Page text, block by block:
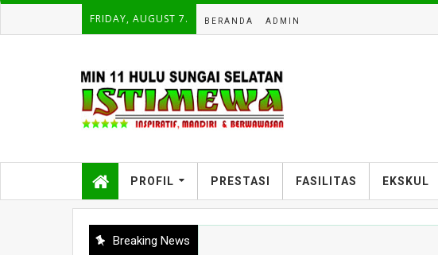
FRIDAY, AUGUST 7. BERANDA ADMIN
PROFIL PRESTASI FASILITAS EKSKUL
Breaking News